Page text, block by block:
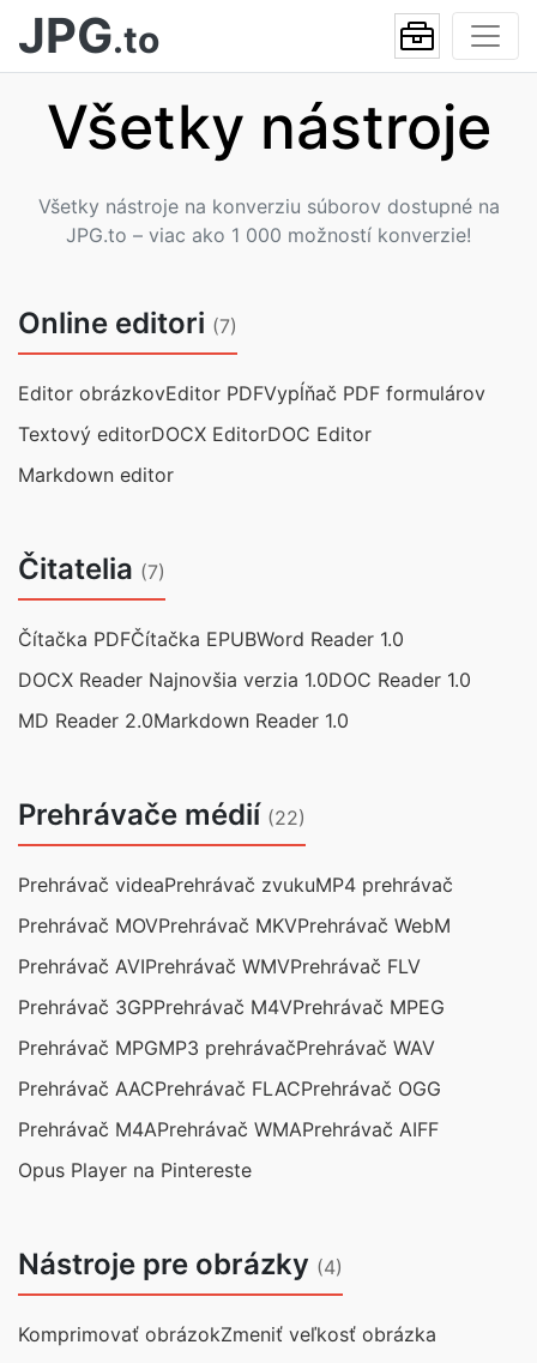
JPG.to
Všetky nástroje
Všetky nástroje na konverziu súborov dostupné na
JPG.to – viac ako 1 000 možností konverzie!
Online editori (7)
Editor obrázkovEditor PDFVypĺňač PDF formulárov
Textový editorDOCX EditorDOC Editor
Markdown editor
Čitatelia (7)
Čítačka PDFČítačka EPUBWord Reader 1.0
DOCX Reader Najnovšia verzia 1.0DOC Reader 1.0
MD Reader 2.0Markdown Reader 1.0
Prehrávače médií (22)
Prehrávač videaPrehrávač zvukuMP4 prehrávač
Prehrávač MOVPrehrávač MKVPrehrávač WebM
Prehrávač AVIPrehrávač WMVPrehrávač FLV
Prehrávač 3GPPrehrávač M4VPrehrávač MPEG
Prehrávač MPGMP3 prehrávačPrehrávač WAV
Prehrávač AACPrehrávač FLACPrehrávač OGG
Prehrávač M4APrehrávač WMAPrehrávač AIFF
Opus Player na Pintereste
Nástroje pre obrázky (4)
Komprimovať obrázokZmeniť veľkosť obrázka